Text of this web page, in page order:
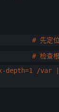
定位满
检查根目录
depth=1 /